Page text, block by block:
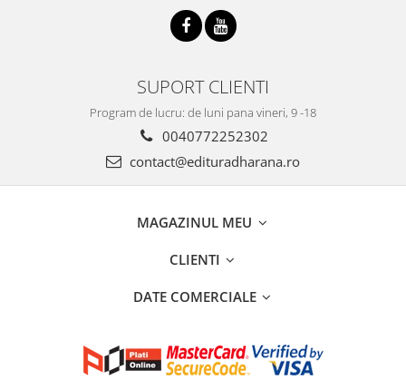
SUPORT CLIENTI
Program de lucru: de luni pana vineri, 9 -18
0040772252302
contact@edituradharana.ro
MAGAZINUL MEU
CLIENTI
DATE COMERCIALE